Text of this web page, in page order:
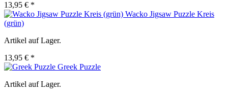
13,95 € *
Wacko Jigsaw Puzzle Kreis
(grün)
Artikel auf Lager.
13,95 € *
Greek Puzzle
Artikel auf Lager.